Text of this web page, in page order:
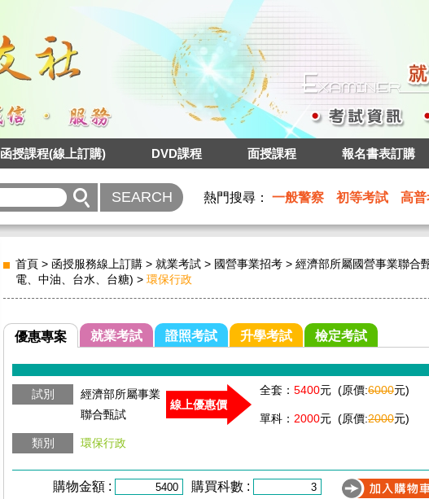
函授課程(線上訂購) DVD課程 面授課程 報名書表訂購
熱門搜尋： 一般警察 初等考試 高普
首頁 > 函授服務線上訂購 > 就業考試 > 國營事業招考 > 經濟部所屬國營事業聯合
電、中油、台水、台糖) > 環保行政
優惠專案 就業考試 證照考試 升學考試 檢定考試
試別
經濟部所屬事業
聯合甄試
類別 環保行政
線上優惠價
全套： 5400元 (原價:6000元)
單科： 2000元 (原價:2000元)
購買科數 :
購物金額 :